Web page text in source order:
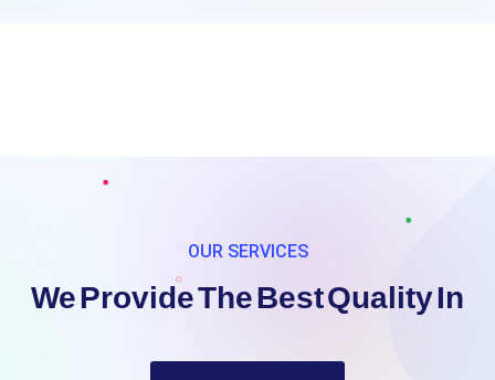
OUR SERVICES
We Provide The Best Quality